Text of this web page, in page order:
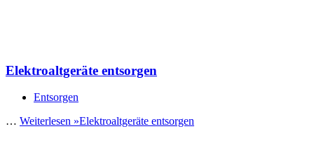
Elektroaltgeräte entsorgen
Entsorgen
… Weiterlesen »Elektroaltgeräte entsorgen